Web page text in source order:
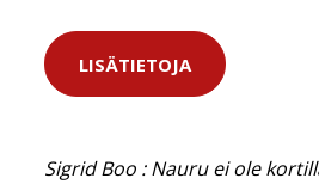
LISÄTIETOJA
Sigrid Boo : Nauru ei ole